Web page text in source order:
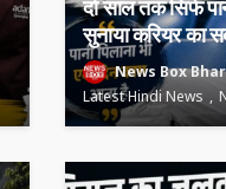
दो साल तक सिर्फ
सुनाया करियर का
News Box
Latest Hindi News